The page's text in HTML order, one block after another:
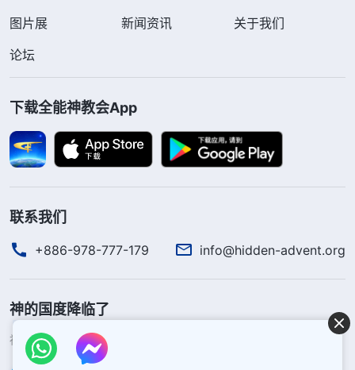
图片展
新闻资讯
关于我们
论坛
下载全能神教会App
联系我们
+886-978-777-179 info@hidden-advent.org
神的国度降临了
神的国度已经降临在人间！你想进入神的国度吗？